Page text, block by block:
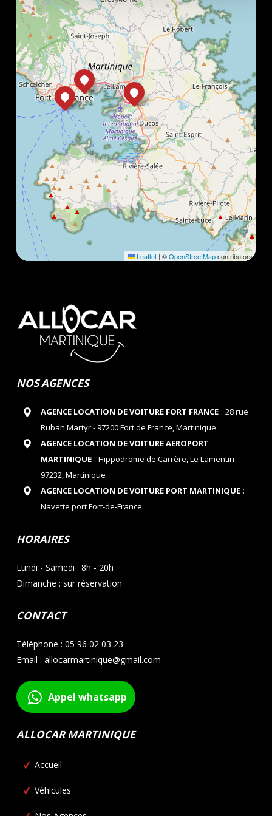
Leaflet | ©OpenStreetMapcontributors
NOS AGENCES
AGENCE LOCATION DE VOITURE FORT FRANCE: 28 rue
Ruban Martyr - 97200 Fort de France, Martinique
AGENCE LOCATION DE VOITURE AEROPORT
MARTINIQUE: Hippodrome de Carrère, Le Lamentin
97232, Martinique
AGENCE LOCATION DE VOITURE PORT MARTINIQUE:
Navette port Fort-de-France
HORAIRES
Lundi - Samedi : 8h - 20h
Dimanche : sur réservation
CONTACT
Téléphone : 05 96 02 03 23
Email : allocarmartinique@gmail.com
Appel whatsapp
ALLOCAR MARTINIQUE
Accueil
Véhicules